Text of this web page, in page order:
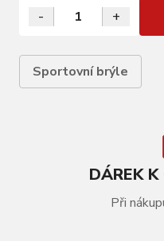
- +
Sportovní brýle
DÁREK K
Při